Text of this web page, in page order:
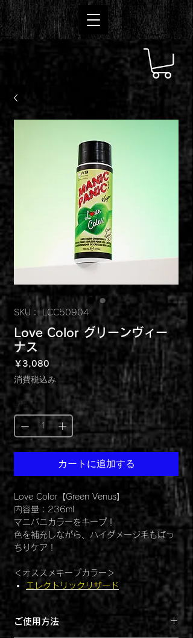
SKU： LCC50904
Love Color グリーンヴィー
ナス
￥3,080
消費税込み
数量 *
カートに追加する
Love Color【Green Venus】
内容量：236ml
マニパニカラーをキープ！
色を補充しながら、ハイダメージ毛もばっ
ちりケア！
＜オススメキープカラー＞
エレクトリックリザード
ご使用方法